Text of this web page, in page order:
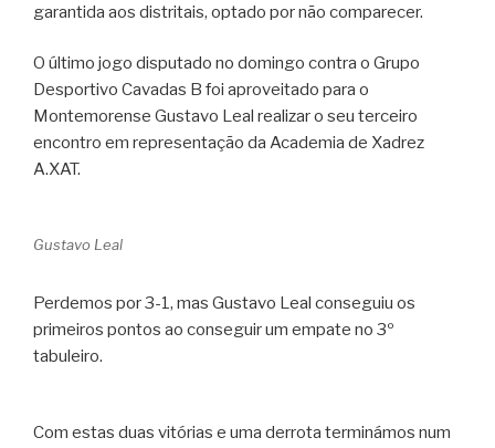
garantida aos distritais, optado por não comparecer.
O último jogo disputado no domingo contra o Grupo
Desportivo Cavadas B foi aproveitado para o
Montemorense Gustavo Leal realizar o seu terceiro
encontro em representação da Academia de Xadrez
A.XAT.
Gustavo Leal
Perdemos por 3-1, mas Gustavo Leal conseguiu os
primeiros pontos ao conseguir um empate no 3º
tabuleiro.
Com estas duas vitórias e uma derrota terminámos num